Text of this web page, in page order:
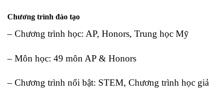
Chương trình đào tạo
– Chương trình học: AP, Honors, Trung học Mỹ
– Môn học: 49 môn AP & Honors
– Chương trình nổi bật: STEM, Chương trình học giả